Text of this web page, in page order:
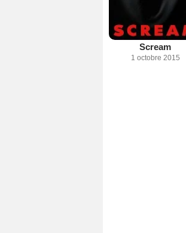
Scream
1 octobre 2015